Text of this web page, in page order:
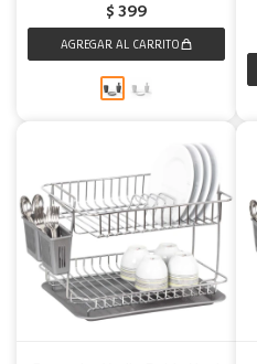
$ 399